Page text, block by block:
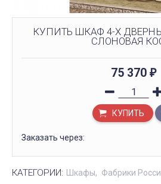
КУПИТЬ ШКАФ 4-Х
СЛОНОВАЯ
75 370 ₽
КУПИТЬ
Заказать через:
КАТЕГОРИИ: Шкафы Фабрики